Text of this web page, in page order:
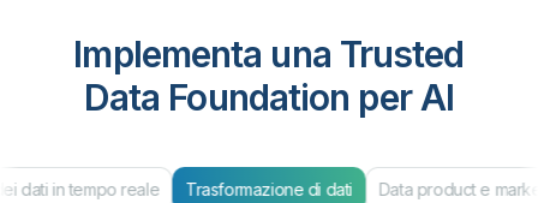
Implementa una Trusted
Data Foundation per AI
dati in tempo reale Trasformazione di dati Data product e